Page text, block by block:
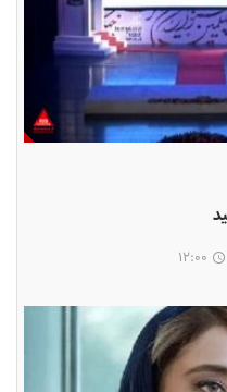
12:00